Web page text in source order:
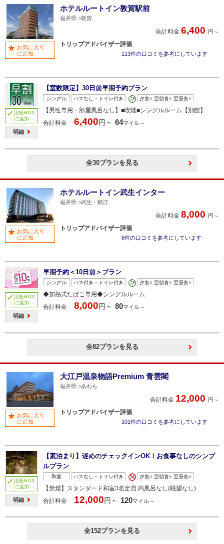
ホテルルートイン敦賀駅前
福井県 敦賀
合計料金 6,400 円～
トリップアドバイザー評価
113件の口コミを参考にしています
お気に入り
に追加
比較BOX
に追加
明細
【室数限定】30日前早期予約プラン
シングル バスなし・トイレ付き 夕食× 翌朝食× 翌昼食×
【男性専用・部屋風呂なし】■喫煙■シングルルーム【別館】
合計料金
6,400円～ 64マイル～
全30プランを見る
ホテルルートイン武生インター
福井県 武生・鯖江
合計料金 8,000 円～
トリップアドバイザー評価
8件の口コミを参考にしています
お気に入り
に追加
比較BOX
に追加
明細
早期予約＜10日前＞プラン
シングル バス付き・トイレ付き 夕食× 翌朝食× 翌昼食×
◆加熱式たばこ専用◆シングルルーム
合計料金
8,000円～ 80マイル～
全82プランを見る
大江戸温泉物語Premium 青雲閣
福井県 あわら
合計料金 12,000 円～
トリップアドバイザー評価
101件の口コミを参考にしています
お気に入り
に追加
比較BOX
に追加
明細
【素泊まり】遅めのチェックインOK！お食事なしのシンプ
ルプラン
和室 バスなし・トイレ付き 夕食× 翌朝食× 翌昼食×
【禁煙】スタンダード和室3名定員 内風呂なし(眺望なし)
合計料金
12,000円～ 120マイル～
全152プランを見る